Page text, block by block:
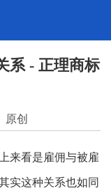
系 - 正理商标
原创
来看是雇佣与被雇
实这种关系也如同